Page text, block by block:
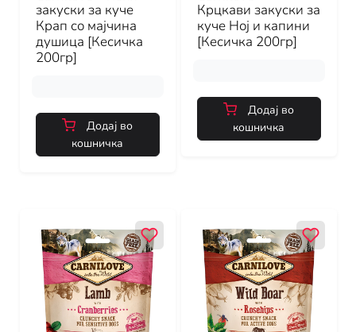
закуски за куче
Крап со мајчина
душица [Кесичка
200гр]
Додај во
кошничка
Крцкави закуски за
куче Ној и капини
[Кесичка 200гр]
Додај во
кошничка